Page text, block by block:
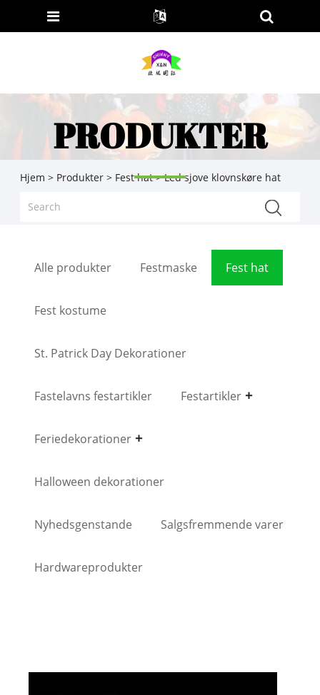
PRODUKTER
Hjem > Produkter> Fest hat> Led sjove klovnskøre hat
Alle produkter Festmaske Fest hat
Fest kostume
St. Patrick Day Dekorationer
Fastelavns festartikler Festartikler
Feriedekorationer
Halloween dekorationer
Nyhedsgenstande Salgsfremmende varer
Hardwareprodukter